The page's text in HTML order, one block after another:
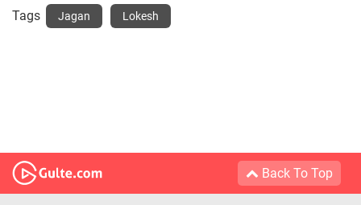
Tags Jagan Lokesh
Back To Top